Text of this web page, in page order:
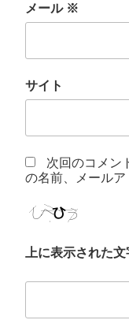
メール ※
サイト
次回のコメン
の名前、メールア
上に表示された